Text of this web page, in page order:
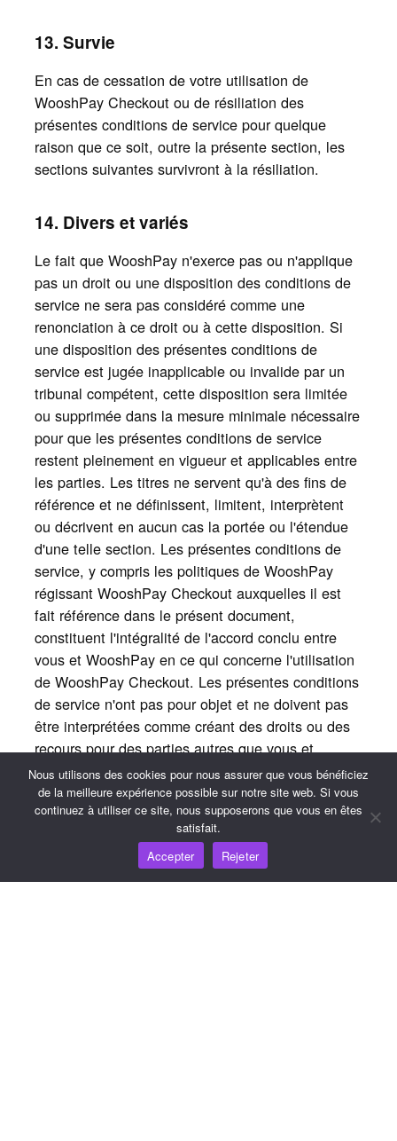
13. Survie
En cas de cessation de votre utilisation de
WooshPay Checkout ou de résiliation des
présentes conditions de service pour quelque
raison que ce soit, outre la présente section, les
sections suivantes survivront à la résiliation.
14. Divers et variés
Le fait que WooshPay n'exerce pas ou n'applique
pas un droit ou une disposition des conditions de
service ne sera pas considéré comme une
renonciation à ce droit ou à cette disposition. Si
une disposition des présentes conditions de
service est jugée inapplicable ou invalide par un
tribunal compétent, cette disposition sera limitée
ou supprimée dans la mesure minimale nécessaire
pour que les présentes conditions de service
restent pleinement en vigueur et applicables entre
les parties. Les titres ne servent qu'à des fins de
référence et ne définissent, limitent, interprètent
ou décrivent en aucun cas la portée ou l'étendue
d'une telle section. Les présentes conditions de
service, y compris les politiques de WooshPay
régissant WooshPay Checkout auxquelles il est
fait référence dans le présent document,
constituent l'intégralité de l'accord conclu entre
vous et WooshPay en ce qui concerne l'utilisation
de WooshPay Checkout. Les présentes conditions
de service n'ont pas pour objet et ne doivent pas
être interprétées comme créant des droits ou des
recours pour des parties autres que vous et
WooshPay, et aucune autre personne ne sera en
mesure de faire valoir des droits en tant que tiers
bénéficiaire dans le cadre des présentes
conditions de service. Les présentes conditions de
service ne limitent pas les droits que WooshPay
peut détenir en vertu des lois sur les secrets
Nous utilisons des cookies pour nous assurer que vous bénéficiez
de la meilleure expérience possible sur notre site web. Si vous
continuez à utiliser ce site, nous supposerons que vous en êtes
satisfait.
Accepter
Rejeter